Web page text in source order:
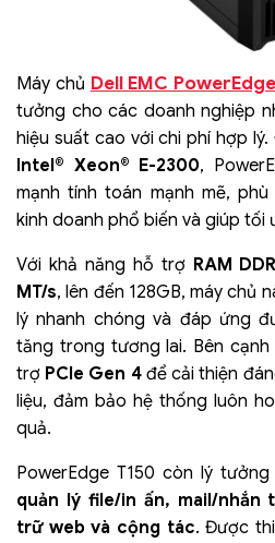
Máy chủ Dell EMC
tưởng cho các doanh nghiệp
hiệu suất cao với chi phí hợp
Intel® Xeon® E-2300,
mạnh tính toán mạnh mẽ,
kinh doanh phổ biến và giúp tối
Với khả năng hỗ trợ RAM
MT/s, lên đến 128GB, máy chủ
lý nhanh chóng và đáp ứng
tăng trong tương lai. Bên cạnh
trợ PCIe Gen 4để cải thiện
liệu, đảm bảo hệ thống luôn
quả.
PowerEdge T150 còn lý
quản lý file/in ấn, mail/nhắn
trữ web và cộng tác. Được